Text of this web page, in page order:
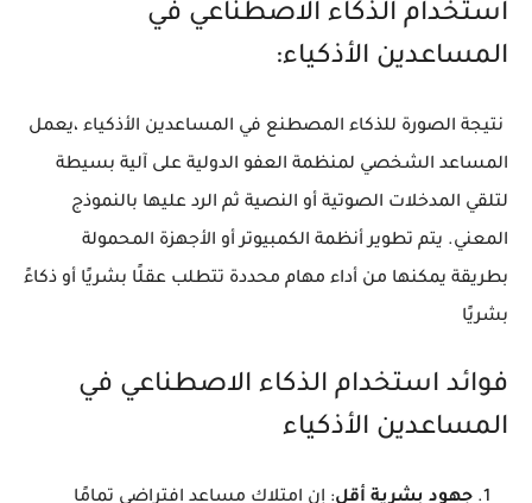
استخدام الذكاء الاصطناعي في
المساعدين الأذكياء:
نتيجة الصورة للذكاء المصطنع في المساعدين الأذكياء ،يعمل
المساعد الشخصي لمنظمة العفو الدولية على آلية بسيطة
لتلقي المدخلات الصوتية أو النصية ثم الرد عليها بالنموذج
المعني. يتم تطوير أنظمة الكمبيوتر أو الأجهزة المحمولة
بطريقة يمكنها من أداء مهام محددة تتطلب عقلًا بشريًا أو ذكاءً
بشريًا
فوائد استخدام الذكاء الاصطناعي في
المساعدين الأذكياء
جهود بشرية أقل: إن امتلاك مساعد افتراضي تمامًا